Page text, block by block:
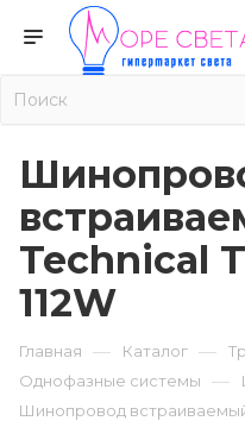
Technical
112W
Главная — Каталог —
Однофазные системы —
Шинопровод встраиваемый